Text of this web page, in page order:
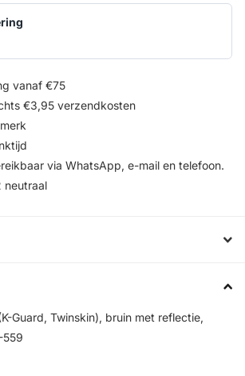
vanaf €75
€3,95 verzendkosten
via WhatsApp, e-mail en telefoon.
neutraal
Guard, Twinskin), bruin met reflectie,
559